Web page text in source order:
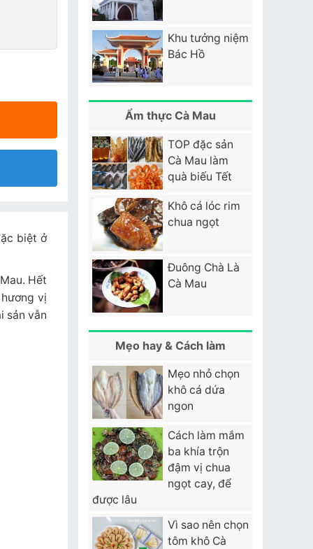
biệt ở
Hết
vị
sản vẫn
Khu tưởng niệm
Bác Hồ
Ẩm thực Cà Mau
TOP đặc sản
Cà Mau làm
quà biếu Tết
Khô cá lóc rim
chua ngọt
Đuông Chà Là
Cà Mau
Mẹo hay & Cách làm
Mẹo nhỏ chọn
khô cá dứa
ngon
Cách làm mắm
ba khía trộn
đậm vị chua
ngọt cay, để
được lâu
Vì sao nên chọn
tôm khô Cà